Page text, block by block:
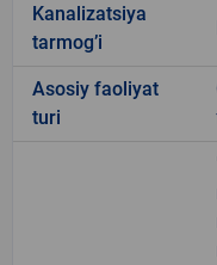
Kanalizatsiya
tarmogʼi
Аsosiy faoliyat
turi